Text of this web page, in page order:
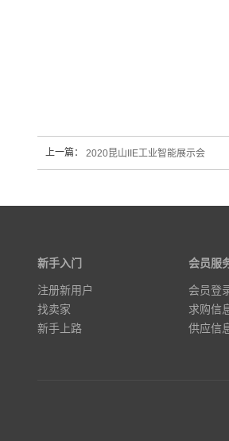
上一篇： 2020昆山IIE工业智能展示会
新手入门
注册新用户
找卖家
新手上路
会员服
会员登
求购信
供应信